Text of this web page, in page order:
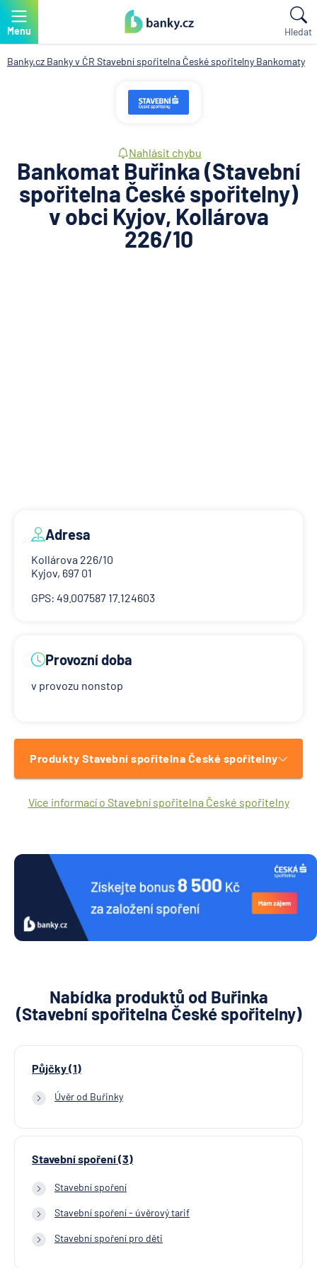
Menu Hledat
Banky.cz Banky v ČR Stavební spořitelna České spořitelny Bankomaty
Nahlásit chybu
Bankomat Buřinka (Stavební
spořitelna České spořitelny)
v obci Kyjov, Kollárova
226/10
Adresa
Kollárova 226/10
Kyjov, 697 01
GPS: 49.007587 17.124603
Provozní doba
v provozu nonstop
Produkty Stavební spořitelna České spořitelny
Více informací o Stavební spořitelna České spořitelny
Nabídka produktů od Buřinka
(Stavební spořitelna České spořitelny)
Půjčky (1)
Úvěr od Buřinky
Stavební spoření (3)
Stavební spoření
Stavební spoření - úvěrový tarif
Stavební spoření pro děti